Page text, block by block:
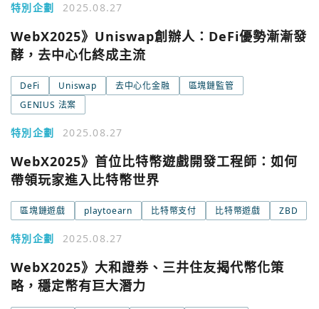
特別企劃 2025.08.27
WebX2025》Uniswap創辦人：DeFi優勢漸漸發
酵，去中心化終成主流
DeFi Uniswap 去中心化金融
區塊鏈監管
GENIUS 法案
特別企劃 2025.08.27
WebX2025》首位比特幣遊戲開發工程師：如何
帶領玩家進入比特幣世界
區塊鏈遊戲 playtoearn 比特幣支付 比特幣遊戲 ZBD
特別企劃 2025.08.27
WebX2025》大和證券、三井住友揭代幣化策
略，穩定幣有巨大潛力